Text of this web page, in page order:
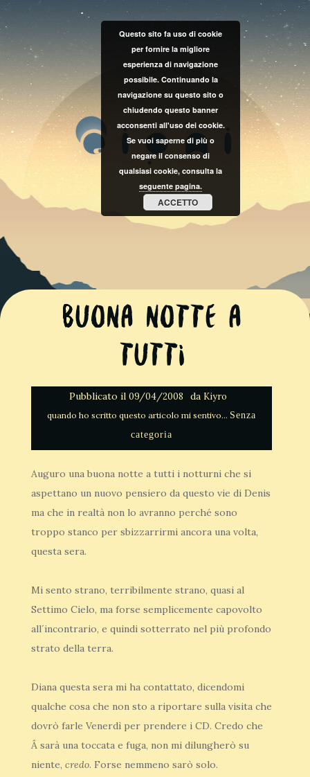
Buona Notte a
tutti
Pubblicato il 09/04/2008 da Kiyro
Senza
categoria
Auguro una buona notte a tutti i notturni che si
aspettano un nuovo pensiero da questo vie di Denis
ma che in realtà non lo avranno perché sono
troppo stanco per sbizzarrirmi ancora una volta,
questa sera.
Mi sento strano, terribilmente strano, quasi al
Settimo Cielo, ma forse semplicemente capovolto
all´incontrario, e quindi sotterrato nel più profondo
strato della terra.
Diana questa sera mi ha contattato, dicendomi
qualche cosa che non sto a riportare sulla visita che
dovrò farle Venerdì per prendere i CD. Credo che
Â sarà una toccata e fuga, non mi dilungherò su
niente, credo. Forse nemmeno sarò solo.
Questo sito fa uso di cookie
per fornire la migliore
esperienza di navigazione
possibile. Continuando la
navigazione su questo sito o
chiudendo questo banner
acconsenti all'uso dei cookie.
Se vuoi saperne di più o
negare il consenso di
qualsiasi cookie, consulta la
seguente pagina.
ACCETTO